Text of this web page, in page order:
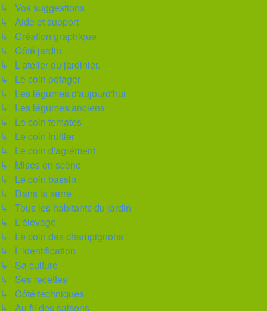
↳ Vos suggestions
↳ Aide et support
↳ Création graphique
↳ Côté jardin
↳ L'atelier du jardinier.
↳ Le coin potager
↳ Les légumes d'aujourd'hui
↳ Les légumes anciens
↳ Le coin tomates
↳ Le coin fruitier
↳ Le coin d'agrément
↳ Mises en scène
↳ Le coin bassin
↳ Dans la serre
↳ Tous les habitants du jardin
↳ L'élevage
↳ Le coin des champignons
↳ L'identification
↳ Sa culture
↳ Ses recettes
↳ Côté techniques
↳ Au fil des saisons